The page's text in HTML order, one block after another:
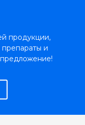
продукции,
и